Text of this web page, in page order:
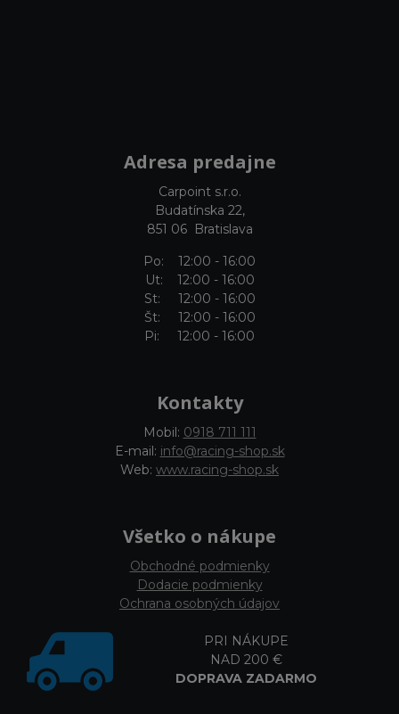
Adresa predajne
Carpoint s.r.o.
Budatínska 22,
851 06 Bratislava
Po: 12:00 - 16:00
Ut: 12:00 - 16:00
St: 12:00 - 16:00
Št: 12:00 - 16:00
Pi: 12:00 - 16:00
Kontakty
Mobil: 0918 711 111
E-mail: info@racing-shop.sk
Web: www.racing-shop.sk
Všetko o nákupe
Obchodné podmienky
Dodacie podmienky
Ochrana osobných údajov
PRI NÁKUPE
NAD 200 €
DOPRAVA ZADARMO